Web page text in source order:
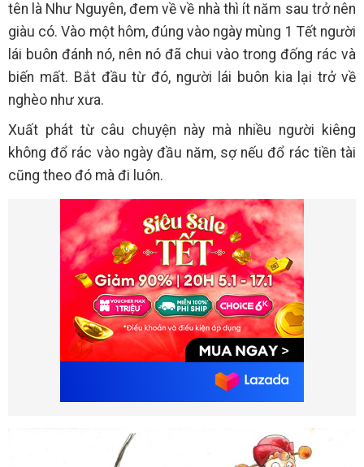
tên là Như Nguyên, đem về về nhà thì ít năm sau trở nên
giàu có. Vào một hôm, đúng vào ngày mùng 1 Tết người
lái buôn đánh nó, nên nó đã chui vào trong đống rác và
biến mất. Bắt đầu từ đó, người lái buôn kia lại trở về
nghèo như xưa.
Xuất phát từ câu chuyện này mà nhiều người kiêng
không đổ rác vào ngày đầu năm, sợ nếu đổ rác tiền tài
cũng theo đó mà đi luôn.